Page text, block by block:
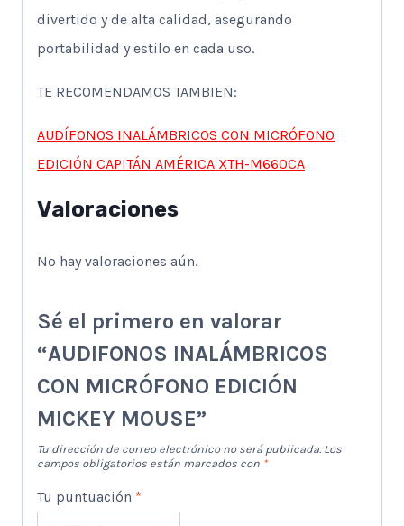
divertido y de alta calidad, asegurando
portabilidad y estilo en cada uso.
TE RECOMENDAMOS TAMBIEN:
AUDÍFONOS INALÁMBRICOS CON MICRÓFONO
EDICIÓN CAPITÁN AMÉRICA XTH-M660CA
Valoraciones
No hay valoraciones aún.
Sé el primero en valorar
“AUDIFONOS INALÁMBRICOS
CON MICRÓFONO EDICIÓN
MICKEY MOUSE”
Tu dirección de correo electrónico no será publicada. Los
campos obligatorios están marcados con *
Tu puntuación *